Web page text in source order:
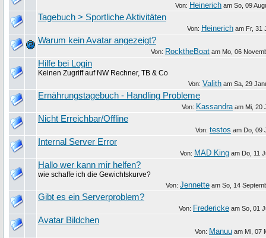
Von: Heinerich am So, 09
Tagebuch > Sportliche Aktivitäten
Von: Heinerich am Fr, 31
Warum kein Avatar angezeigt?
Von: RocktheBoat am Mo, 06
Hilfe bei Login
Keinen Zugriff auf NW Rechner, TB & Co
Von: Valith am Sa, 29
Ernährungstagebuch - Handling Probleme
Von: Kassandra am Mi, 20
Nicht Erreichbar/Offline
Von: testos am Do, 09
Internal Server Error
Von: MAD King am Do, 11
Hallo wer kann mir helfen?
wie schaffe ich die Gewichtskurve?
Von: Jennette am So, 14
Gibt es ein Serverproblem?
Von: Fredericke am So, 01
Avatar Bildchen
Von: Manuu am Mi, 07